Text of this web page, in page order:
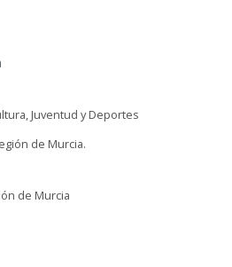
Juventud y Deportes
de Murcia.
de Murcia